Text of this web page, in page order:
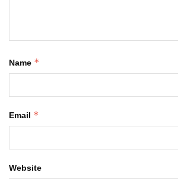
Name *
Email *
Website